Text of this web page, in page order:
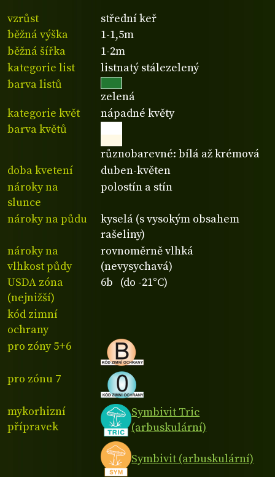
vzrůst
střední keř
běžná výška
1-1,5m
běžná šířka
1-2m
kategorie list
listnatý stálezelený
barva listů
zelená
kategorie květ
nápadné květy
barva květů
různobarevné: bílá až krémová
doba kvetení
duben-květen
nároky na
slunce
polostín a stín
nároky na půdu
kyselá (s vysokým obsahem
rašeliny)
nároky na
vlhkost půdy
rovnoměrně vlhká
(nevysychavá)
USDA zóna
(nejnižší)
6b (do -21°C)
kód zimní
ochrany
pro zóny 5+6
pro zónu 7
mykorhizní
přípravek
Symbivit Tric
(arbuskulární)
Symbivit (arbuskulární)